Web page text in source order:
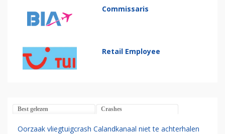
Commissaris
Retail Employee
Best gelezen Crashes
Oorzaak vliegtuigcrash Calandkanaal niet te achterhalen